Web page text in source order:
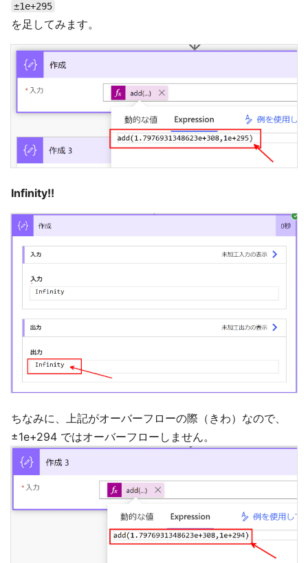
±1e+295
を足してみます。
Infinity!!
ちなみに、上記がオーバーフローの際（きわ）なので、
±1e+294 ではオーバーフローしません。